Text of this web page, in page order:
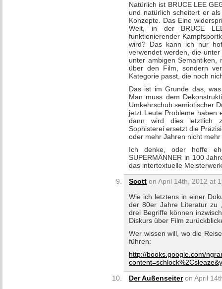
Natürlich ist BRUCE LEE
und natürlich scheitert er
Konzepte. Das Eine
Welt, in der BRUCE
funktionierender
wird? Das kann ich nur
verwendet werden, die
unter ambigen Semantiken,
über den Film, sondern
Kategorie passt, die noch
Das ist im Grunde das,
Man muss dem
Umkehrschub semiotischer
jetzt Leute Probleme haben
dann wird dies letztlich
Sophisterei ersetzt die
oder mehr Jahren nicht
Ich denke, oder hoffe
SUPERMÄNNER in 100
das intertextuelle
Scott on April 14th, 2012 at
Wie ich letztens in einer
der 80er Jahre Literatur zu
drei Begriffe können
Diskurs über Film
Wer wissen will, wo die
führen:
http://books.google.com/
Der Außenseiteron April